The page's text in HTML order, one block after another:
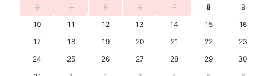
3
4 5 6 7 8
9
10
11 12 13 14 15
16
17
18 19 20 21 22
23
24
25 26 27 28 29
30